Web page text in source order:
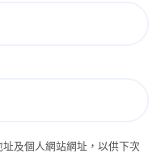
及個人網站網址，以供下次